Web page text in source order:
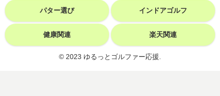
パター選び インドアゴルフ
健康関連 楽天関連
© 2023 ゆるっとゴルファー応援.